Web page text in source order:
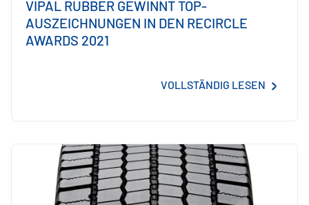
VIPAL RUBBER GEWINNT TOP-
AUSZEICHNUNGEN IN DEN RECIRCLE
AWARDS 2021
VOLLSTÄNDIG LESEN